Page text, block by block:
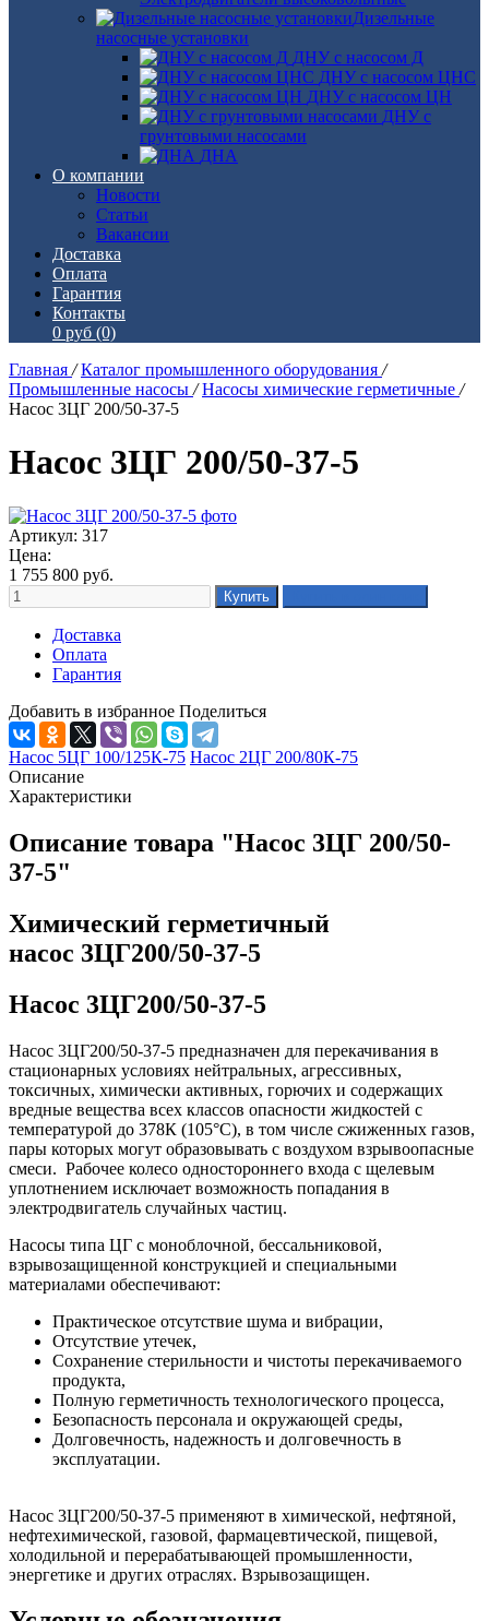
Дизельные
насосные установки
ДНУ с насосом Д
ДНУ с насосом ЦНС
ДНУ с насосом ЦН
ДНУ с
грунтовыми насосами
ДНА
О компании
Новости
Статьи
Вакансии
Доставка
Оплата
Гарантия
Контакты
0 руб (0)
Главная / Каталог промышленного оборудования /
Промышленные насосы / Насосы химические герметичные /
Насос 3ЦГ 200/50-37-5
Насос 3ЦГ 200/50-37-5
Артикул: 317
Цена:
1 755 800 руб.
Доставка
Оплата
Гарантия
Добавить в избранное Поделиться
Насос 5ЦГ 100/125К-75 Насос 2ЦГ 200/80К-75
Описание
Характеристики
Описание товара "Насос 3ЦГ 200/50-
37-5"
Химический герметичный
насос 3ЦГ200/50-37-5
Насос 3ЦГ200/50-37-5
Насос 3ЦГ200/50-37-5 предназначен для перекачивания в
стационарных условиях нейтральных, агрессивных,
токсичных, химически активных, горючих и содержащих
вредные вещества всех классов опасности жидкостей с
температурой до 378К (105°С), в том числе сжиженных газов,
пары которых могут образовывать с воздухом взрывоопасные
смеси. Рабочее колесо одностороннего входа с щелевым
уплотнением исключает возможность попадания в
электродвигатель случайных частиц.
Насосы типа ЦГ с моноблочной, бессальниковой,
взрывозащищенной конструкцией и специальными
материалами обеспечивают:
Практическое отсутствие шума и вибрации,
Отсутствие утечек,
Сохранение стерильности и чистоты перекачиваемого
продукта,
Полную герметичность технологического процесса,
Безопасность персонала и окружающей среды,
Долговечность, надежность и долговечность в
эксплуатации.
Насос 3ЦГ200/50-37-5 применяют в химической, нефтяной,
нефтехимической, газовой, фармацевтической, пищевой,
холодильной и перерабатывающей промышленности,
энергетике и других отраслях. Взрывозащищен.